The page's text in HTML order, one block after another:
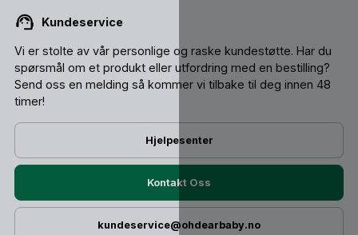
Kundeservice
Vi er stolte av vår personlige og raske kundestøtte. Har du
spørsmål om et produkt eller utfordring med en bestilling?
Send oss ​​en melding så kommer vi tilbake til deg innen 48
timer!
Hjelpesenter
Kontakt Oss
kundeservice@ohdearbaby.no